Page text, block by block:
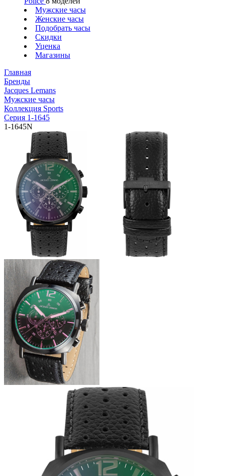
Мужские часы
Женские часы
Подобрать часы
Скидки
Уценка
Магазины
Главная
Бренды
Jacques Lemans
Мужские часы
Коллекция Sports
Серия 1-1645
1-1645N